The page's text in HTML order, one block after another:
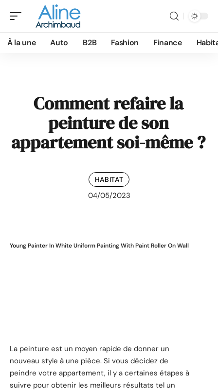
À la une Auto B2B Fashion Finance
Comment refaire la
peinture de son
appartement soi-même ?
HABITAT
04/05/2023
Young Painter In White Uniform Painting With Paint Roller On Wall
La peinture est un moyen rapide de donner un
nouveau style à une pièce. Si vous décidez de
peindre votre appartement, il y a certaines étapes à
suivre pour obtenir les meilleurs résultats tel un